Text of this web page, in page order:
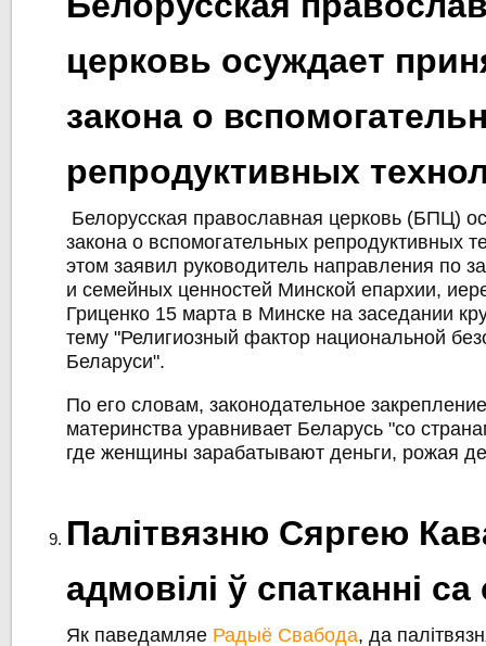
церковь осуждает
закона о
репродуктивных
Белорусская православная церковь (БПЦ)
закона о вспомогательных репродуктивных
этом заявил руководитель направления по
и семейных ценностей Минской епархии,
Гриценко 15 марта в Минске на заседании
тему "Религиозный фактор национальной
Беларуси".
По его словам, законодательное
материнства уравнивает Беларусь "со
где женщины зарабатывают деньги, рожая
Палітвязню Сяргею
адмовілі ў спатканні
Як паведамляе Радыё Свабода, да